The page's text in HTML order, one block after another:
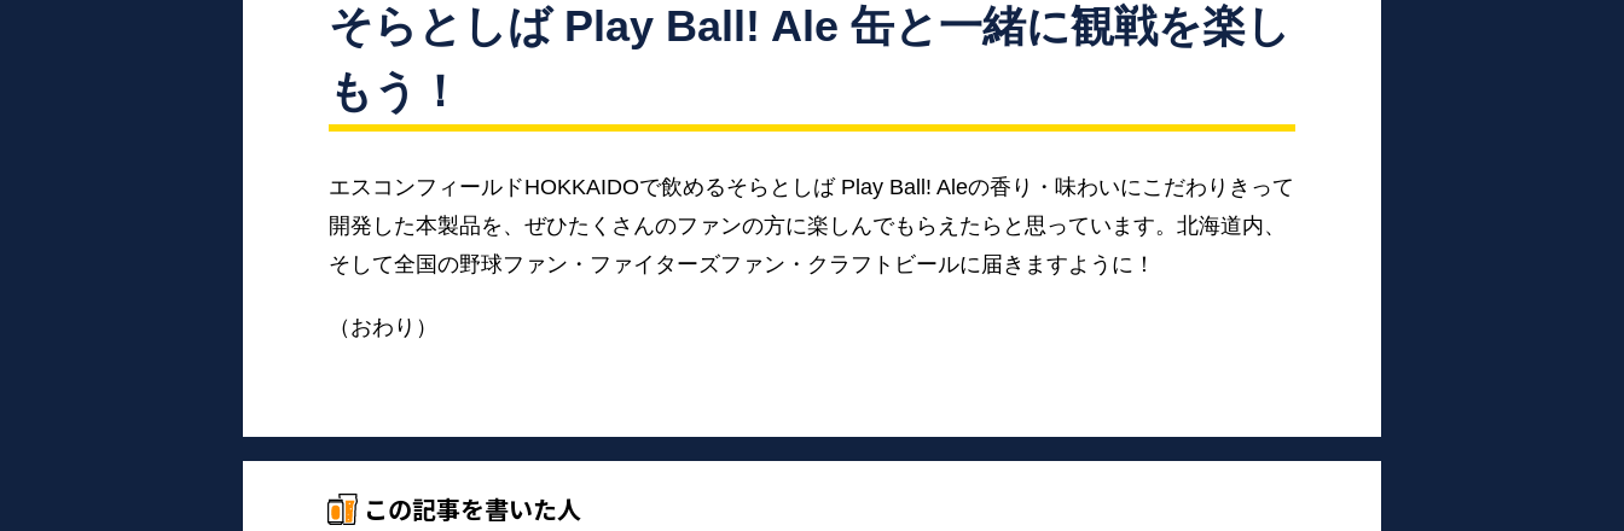
そらとしば Play Ball! Ale 缶と一緒に観戦を楽し
もう！
エスコンフィールドHOKKAIDOで飲めるそらとしば Play Ball! Aleの香り・味わいにこだわりきって
開発した本製品を、ぜひたくさんのファンの方に楽しんでもらえたらと思っています。北海道内、
そして全国の野球ファン・ファイターズファン・クラフトビールに届きますように！
（おわり）
この記事を書いた人